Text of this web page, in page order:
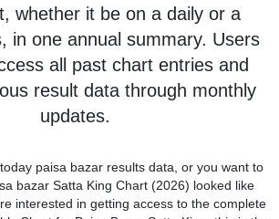
whether it be on a daily or a
in one annual summary. Users
all past chart entries and
result data through monthly
updates.
paisa bazar results data, or you want to
bazar Satta King Chart (2026) looked like
interested in getting access to the complete